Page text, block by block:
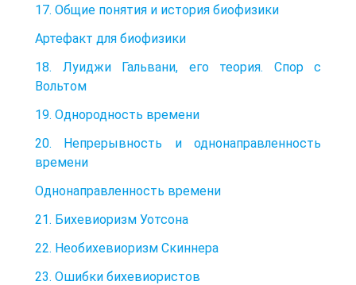
17. Общие понятия и история биофизики
Артефакт для биофизики
18. Луиджи Гальвани, его теория. Спор с
Вольтом
19. Однородность времени
20. Непрерывность и однонаправленность
времени
Однонаправленность времени
21. Бихевиоризм Уотсона
22. Необихевиоризм Скиннера
23. Ошибки бихевиористов